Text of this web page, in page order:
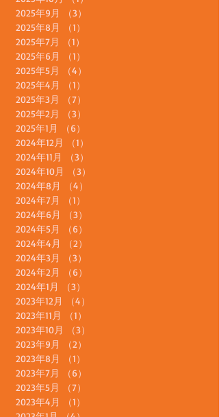
2026年6月 （1）
2026年3月
（1）
2026年2月
（2）
2026年1月
（3）
2025年10月
（1）
2025年9月
（3）
2025年8月
（1）
2025年7月
（1）
2025年6月
（1）
2025年5月
（4）
2025年4月
（1）
2025年3月
（7）
2025年2月
（3）
2025年1月
（6）
2024年12月
（1）
2024年11月
（3）
2024年10月
（3）
2024年8月
（4）
2024年7月
（1）
2024年6月
（3）
2024年5月
（6）
2024年4月
（2）
2024年3月
（3）
2024年2月
（6）
2024年1月
（3）
2023年12月
（4）
2023年11月
（1）
2023年10月
（3）
2023年9月
（2）